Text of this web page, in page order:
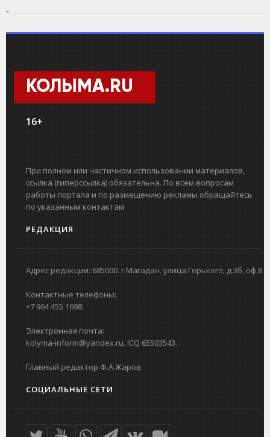
КОЛЫМА.RU
16+
При полном или частичном использовании материалов,
ссылка (гиперссылка) обязательна. По всем вопросам
работы портала и по размещению рекламы обращайтесь
по указанным контактам
РЕДАКЦИЯ
Адрес редакции: 685000. г.Магадан. улица Горького, д.3б, оф.8
Контактные телефоны:
+7 964 455 1698.
Электронная почта:
kolyma-inform@yandex.ru. ICQ 65503543.
Главный редактор Ф.А.Жаров
СОЦИАЛЬНЫЕ СЕТИ